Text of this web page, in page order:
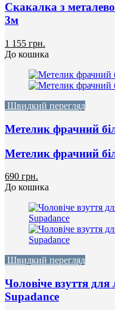
Скакалка з
3м
1 155 грн.
До кошика
Швидкий перегляд
Метелик фрачний
Метелик фрачний
690 грн.
До кошика
Швидкий перегляд
Чоловіче взуття
Supadance